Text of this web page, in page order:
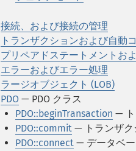
接続、および接続の管理
トランザクションおよび自動
プリペアドステートメントお
エラーおよびエラー処理
ラージオブジェクト (LOB)
PDO — PDO クラス
PDO::beginTransaction — ト
PDO::commit — トランザク
PDO::connect — データベー